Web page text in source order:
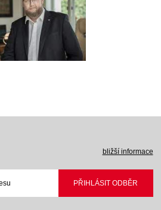
bližší informace